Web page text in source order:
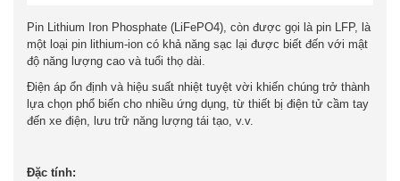
Pin Lithium Iron Phosphate (LiFePO4), còn được gọi là pin LFP, là
một loại pin lithium-ion có khả năng sạc lại được biết đến với mật
độ năng lượng cao và tuổi thọ dài.
Điện áp ổn định và hiệu suất nhiệt tuyệt vời khiến chúng trở thành
lựa chọn phổ biến cho nhiều ứng dụng, từ thiết bị điện tử cầm tay
đến xe điện, lưu trữ năng lượng tái tạo, v.v.
Đặc tính: